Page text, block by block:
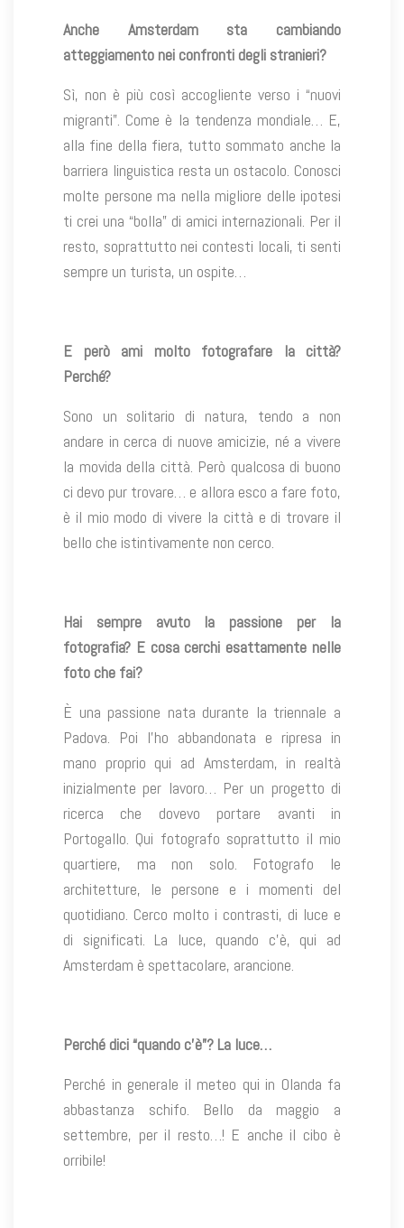
Anche Amsterdam sta cambiando
atteggiamento nei confronti degli stranieri?
Sì, non è più così accogliente verso i “nuovi
migranti”. Come è la tendenza mondiale… E,
alla fine della fiera, tutto sommato anche la
barriera linguistica resta un ostacolo. Conosci
molte persone ma nella migliore delle ipotesi
ti crei una “bolla” di amici internazionali. Per il
resto, soprattutto nei contesti locali, ti senti
sempre un turista, un ospite…
E però ami molto fotografare la città?
Perché?
Sono un solitario di natura, tendo a non
andare in cerca di nuove amicizie, né a vivere
la movida della città. Però qualcosa di buono
ci devo pur trovare… e allora esco a fare foto,
è il mio modo di vivere la città e di trovare il
bello che istintivamente non cerco.
Hai sempre avuto la passione per la
fotografia? E cosa cerchi esattamente nelle
foto che fai?
È una passione nata durante la triennale a
Padova. Poi l’ho abbandonata e ripresa in
mano proprio qui ad Amsterdam, in realtà
inizialmente per lavoro… Per un progetto di
ricerca che dovevo portare avanti in
Portogallo. Qui fotografo soprattutto il mio
quartiere, ma non solo. Fotografo le
architetture, le persone e i momenti del
quotidiano. Cerco molto i contrasti, di luce e
di significati. La luce, quando c’è, qui ad
Amsterdam è spettacolare, arancione.
Perché dici “quando c’è”? La luce…
Perché in generale il meteo qui in Olanda fa
abbastanza schifo. Bello da maggio a
settembre, per il resto…! E anche il cibo è
orribile!